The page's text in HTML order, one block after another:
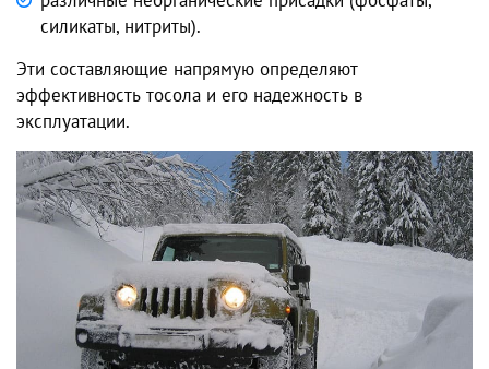
силикаты, нитриты).
Эти составляющие напрямую определяют
эффективность тосола и его надежность в
эксплуатации.